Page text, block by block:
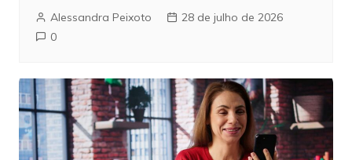
Alessandra Peixoto
28 de julho de 2026
0